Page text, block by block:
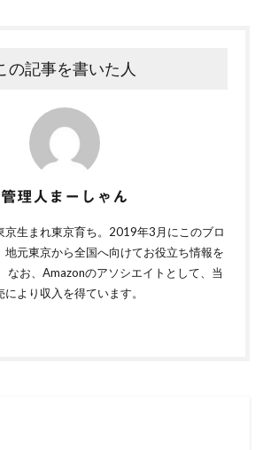
の記事を書いた人
管理人まーしゃん
京生まれ東京育ち。2019年3月にこのブロ
地元東京から全国へ向けてお役立ち情報を
なお、Amazonのアソシエイトとして、当
より収入を得ています。